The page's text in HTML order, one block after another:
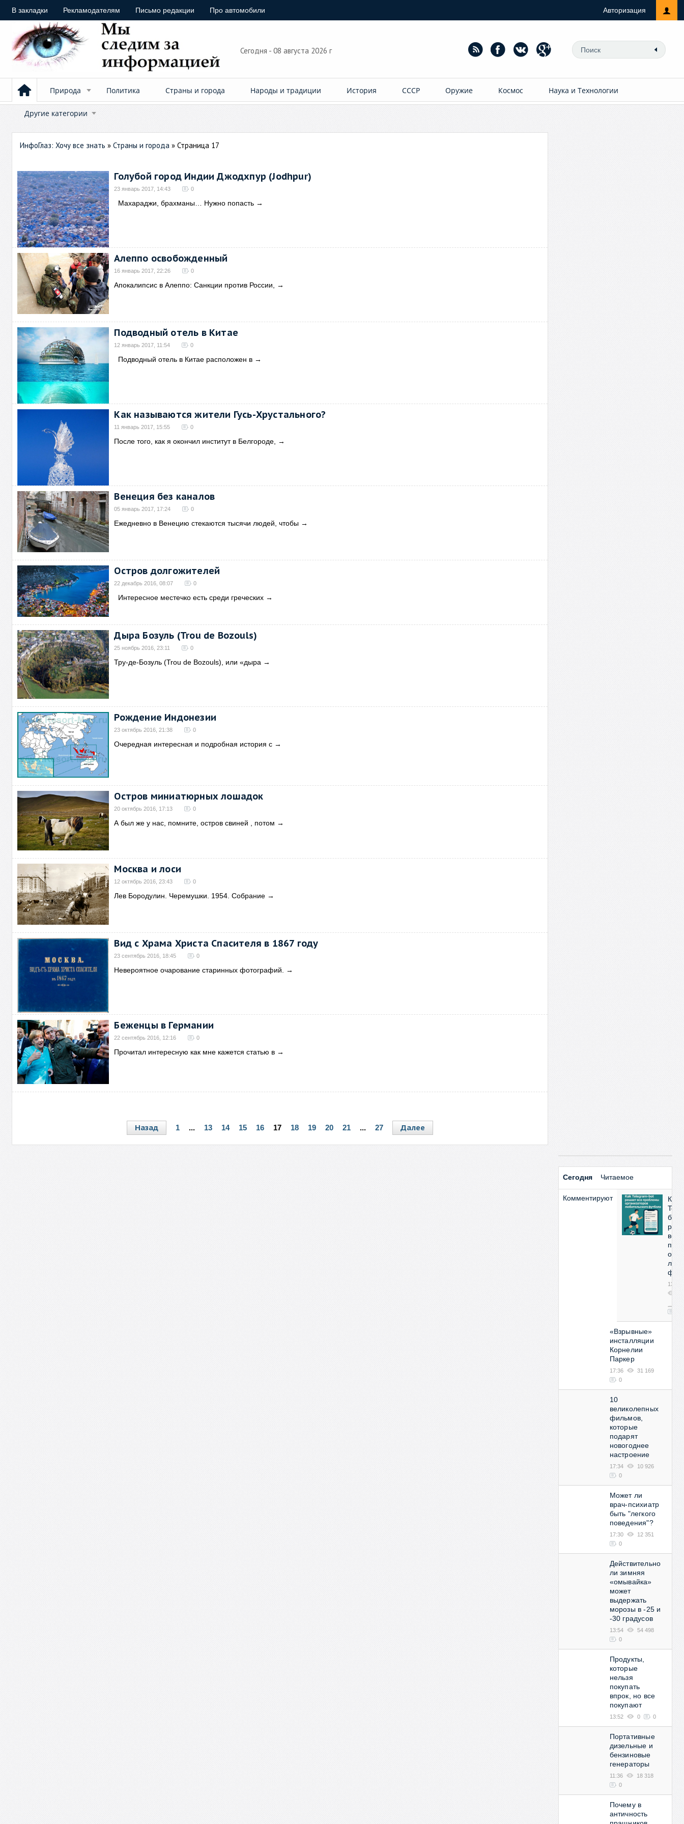
В закладки Рекламодателям Письмо редакции Про автомобили Авторизация
Сегодня - 08 августа 2026 г
Природа Политика Страны и города Народы и традиции История СССР Оружие Космос Наука и Технологии
Другие категории
ИнфоГлаз: Хочу все знать »Страны и города » Страница 17
Голубой город Индии Джодхпур (Jodhpur)
23 январь 2017, 14:43 0
Махараджи, брахманы… Нужно попасть →
Алеппо освобожденный
16 январь 2017, 22:26 0
Апокалипсис в Алеппо: Санкции против России, →
Подводный отель в Китае
12 январь 2017, 11:54 0
Подводный отель в Китае расположен в →
Как называются жители Гусь-Хрустального?
11 январь 2017, 15:55 0
После того, как я окончил институт в Белгороде, →
Венеция без каналов
05 январь 2017, 17:24 0
Ежедневно в Венецию стекаются тысячи людей, чтобы →
Остров долгожителей
22 декабрь 2016, 08:07 0
Интересное местечко есть среди греческих →
Дыра Бозуль (Trou de Bozouls)
25 ноябрь 2016, 23:11 0
Тру-де-Бозуль (Trou de Bozouls), или «дыра →
Рождение Индонезии
23 октябрь 2016, 21:38 0
Очередная интересная и подробная история с →
Остров миниатюрных лошадок
20 октябрь 2016, 17:13 0
А был же у нас, помните, остров свиней , потом →
Москва и лоси
12 октябрь 2016, 23:43 0
Лев Бородулин. Черемушки. 1954. Собрание →
Вид с Храма Христа Спасителя в 1867 году
23 сентябрь 2016, 18:45 0
Невероятное очарование старинных фотографий. →
Беженцы в Германии
22 сентябрь 2016, 12:16 0
Прочитал интересную как мне кажется статью в →
Назад 1 ... 13 14 15 16 17 18 19 20 21 ... 27 Далее
Сегодня Читаемое
Комментируют
Как
бот
все
13:53
«Взрывные»
инсталляции
Корнелии
Паркер
17:36
31 169
0
10
великолепных
фильмов,
которые
подарят
новогоднее
настроение
17:34
10 926
0
Может ли
врач-психиатр
быть "легкого
поведения"?
17:30
12 351
0
Действительно
ли зимняя
«омывайка»
может
выдержать
морозы в -25 и
-30 градусов
13:54
54 498
0
Продукты,
которые
нельзя
покупать
впрок, но все
покупают
13:52 0 0
Портативные
дизельные и
бензиновые
генераторы
11:36
18 318
0
Почему в
античность